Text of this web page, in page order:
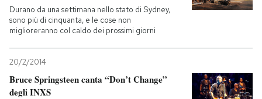
Durano da una settimana nello stato di Sydney,
sono più di cinquanta, e le cose non
miglioreranno col caldo dei prossimi giorni
20/2/2014
Bruce Springsteen canta “Don’t Change”
degli INXS